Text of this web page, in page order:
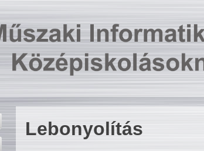
Lebonyolítás